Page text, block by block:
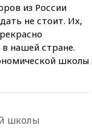
из России
не стоит. Их,
нашей стране.
школы
школы